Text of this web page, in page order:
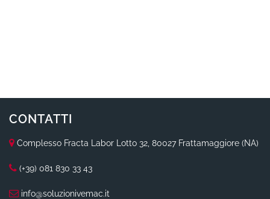
CONTATTI
Complesso Fracta Labor Lotto 32, 80027 Frattamaggiore (NA)
(+39) 081 830 33 43
info@soluzionivemac.it